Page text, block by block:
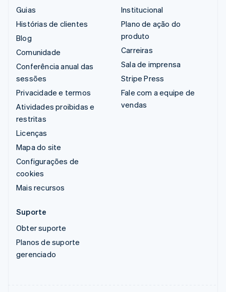
Guias
Histórias de clientes
Blog
Comunidade
Conferência anual das
sessões
Privacidade e termos
Atividades proibidas e
restritas
Licenças
Mapa do site
Configurações de
cookies
Mais recursos
Institucional
Plano de ação do
produto
Carreiras
Sala de imprensa
Stripe Press
Fale com a equipe de
vendas
Suporte
Obter suporte
Planos de suporte
gerenciado